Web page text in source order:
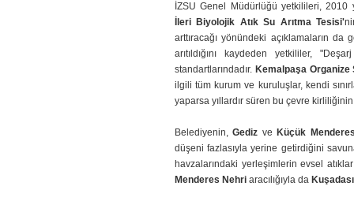
İZSU Genel Müdürlüğü yetkilileri, 2010
İleri Biyolojik Atık Su Arıtma Tesisi'
arttıracağı yönündeki açıklamaların da
arıtıldığını kaydeden yetkililer,
standartlarındadır. Kemalpaşa
ilgili tüm kurum ve kuruluşlar, kendi
yaparsa yıllardır süren bu çevre
Belediyenin,Gediz ve Küçük
düşeni fazlasıyla yerine getirdiğini
havzalarındaki yerleşimlerin evsel
Menderes Nehri aracılığıyla da